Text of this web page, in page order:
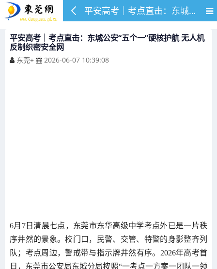
平安高考｜考点直击：东城公安“五个一”硬核护航 无人机反制织密安全网
平安高考｜考点直击：东城公安“五个一”硬核护航 无人机
反制织密安全网
东莞+ 2026-06-07 10:39:08
6月7日清晨七点，东莞市东华高级中学考点外已是一片秩
序井然的景象。校门口，民警、交管、特警的身影整齐列
队；考点周边，警戒带与指示牌井然有序。2026年高考首
日，东莞市公安局东城分局按照“一考点一方案一团队一领